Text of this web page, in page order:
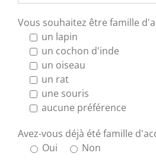
Vous souhaitez être famille
un lapin
un cochon d'inde
un oiseau
un rat
une souris
aucune préférence
Avez-vous déjà été famille
Oui
Non